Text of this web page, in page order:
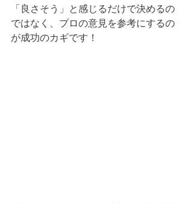
「良さそう」と感じるだけで決めるの
ではなく、プロの意見を参考にするの
が成功のカギです！